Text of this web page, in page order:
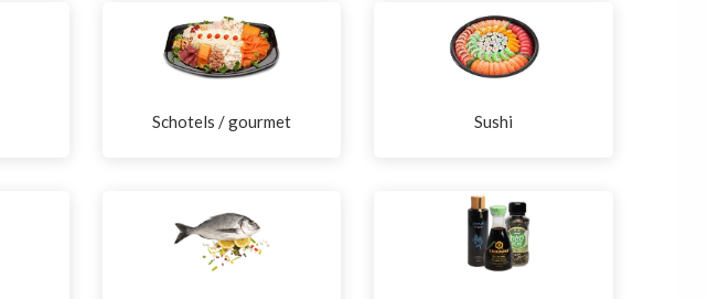
Schotels / gourmet Sushi